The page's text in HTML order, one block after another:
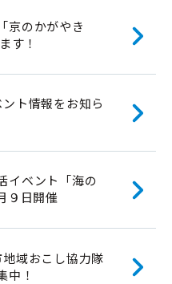
京のかがやき
す！
ト情報をお知ら
イベント「海の
９日開催
域おこし協力隊
！